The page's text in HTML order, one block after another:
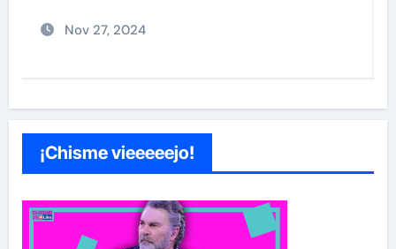
Nov 27, 2024
¡Chisme vieeeeejo!